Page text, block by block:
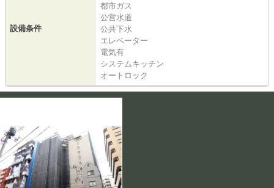
設備条件
都市ガス
公営水道
公共下水
エレベーター
電気有
システムキッチン
オートロック